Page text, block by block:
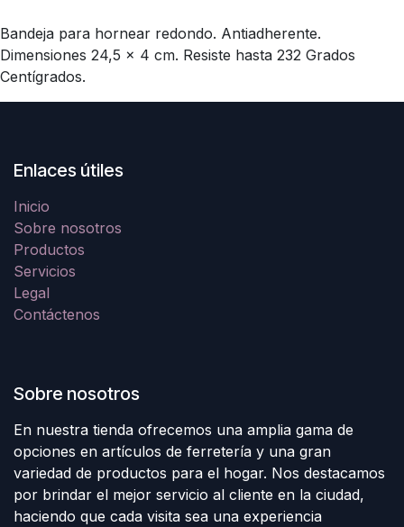
Bandeja para hornear redondo. Antiadherente.
Dimensiones 24,5 x 4 cm. Resiste hasta 232 Grados
Centígrados.
Enlaces útiles
Inicio
Sobre nosotros
Productos
Servicios
Legal
Contáctenos
Sobre nosotros
En nuestra tienda ofrecemos una amplia gama de
opciones en artículos de ferretería y una gran
variedad de productos para el hogar. Nos destacamos
por brindar el mejor servicio al cliente en la ciudad,
haciendo que cada visita sea una experiencia